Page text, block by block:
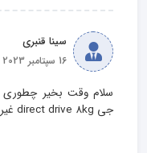
سینا قنبری
16 سپتامبر 2023
سلام وقت بخیر
جی direct drive 8kg غیرفعال کرد!؟